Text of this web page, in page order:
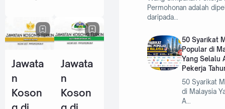
Selalu
Ambil
Tahun
2026
Simpan
an
(KWSP)
- 25
Jun
Jawata
n
Koson
Jawata
n
Koson
Permohonan adalah
daripada…
50 Syarikat
Popular di
Yang Selalu
Pekerja
50 Syarikat
di Malaysia
A…